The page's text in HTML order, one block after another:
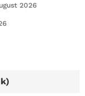
2026